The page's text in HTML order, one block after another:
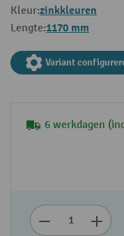
Kleur:zinkkleuren
Lengte:1170 mm
Variant
6 werkdagen